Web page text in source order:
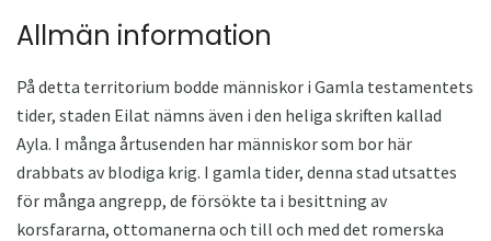
Allmän information
På detta territorium bodde människor i Gamla testamentets
tider, staden Eilat nämns även i den heliga skriften kallad
Ayla. I många årtusenden har människor som bor här
drabbats av blodiga krig. I gamla tider, denna stad utsattes
för många angrepp, de försökte ta i besittning av
korsfararna, ottomanerna och till och med det romerska